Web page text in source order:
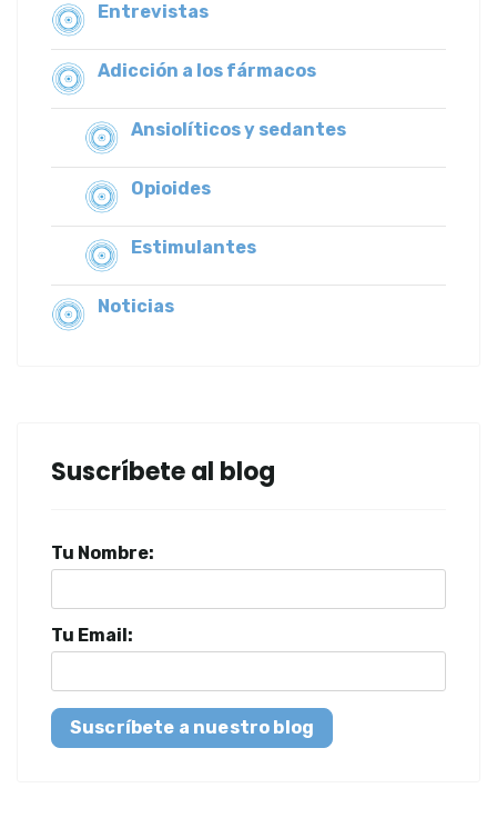
Entrevistas
Adicción a los fármacos
Ansiolíticos y sedantes
Opioides
Estimulantes
Noticias
Suscríbete al blog
Tu Nombre:
Tu Email:
Suscríbete a nuestro blog